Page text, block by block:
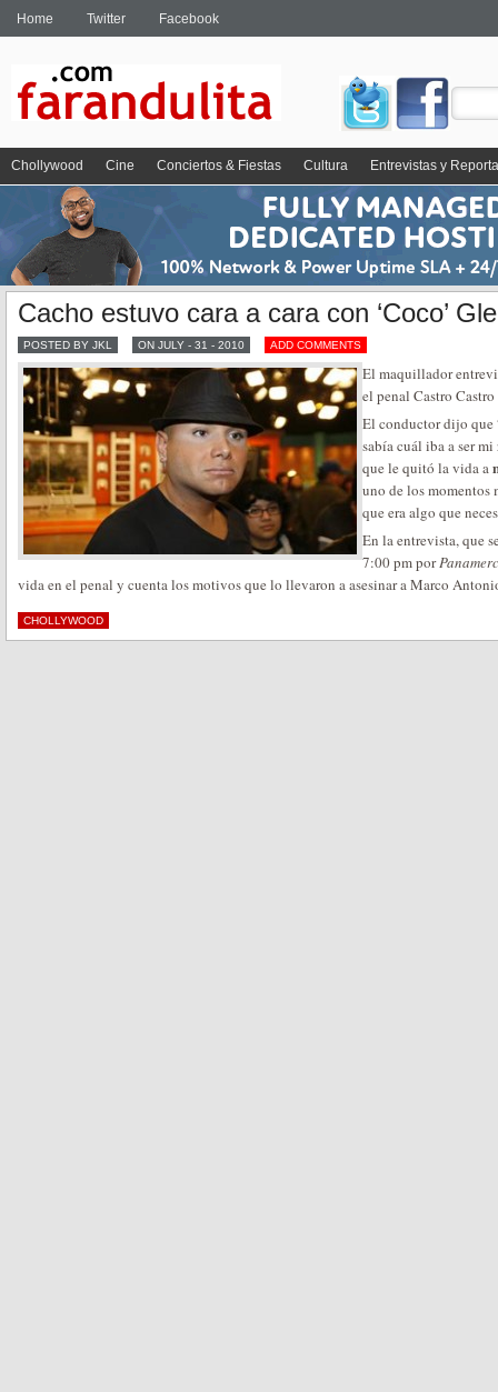
Home Twitter Facebook
Chollywood Cine Conciertos & Fiestas Cultura Entrevistas y
Cacho estuvo cara a cara con ‘Coco’
POSTED BY JKL ON JULY - 31 - 2010 ADD COMMENTS
El maquillador
el penal Castro
El conductor dijo que
sabía cuál iba a ser
que le quitó la vida a
uno de los momentos
que era algo que
En la entrevista, que
7:00 pm por
vida en el penal y cuenta los motivos que lo llevaron a asesinar a Marco
CHOLLYWOOD